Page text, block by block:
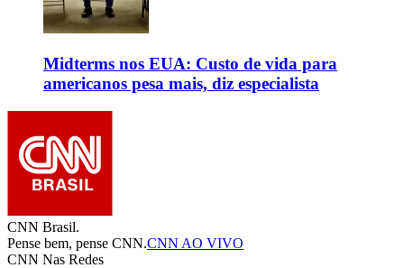
Midterms nos EUA: Custo de vida para
americanos pesa mais, diz especialista
CNN Brasil.
Pense bem, pense CNN.CNN AO VIVO
CNN Nas Redes